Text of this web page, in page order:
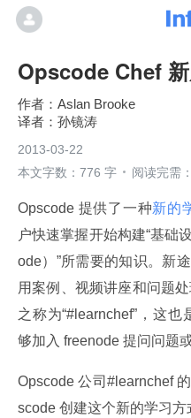
Opscode Chef
Aslan Brooke
孙镜涛
2013-03-22
本文字数：776 字
阅读完需
Opscode 提供了一种新的
户快速掌握开始构建“基础
ode）”所需要的知识。新
用案例、视频讲座和问题
之称为“#learnchef”，这也
够加入 freenode 提问问题
Opscode 公司#learnchef
scode 创建这个新的学习方